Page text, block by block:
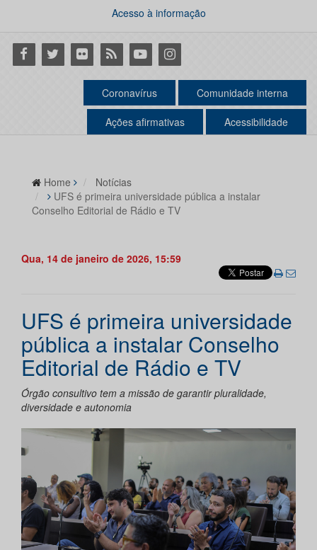
Acesso à informação
Facebook
Twitter Flickr RSS YoutubeInstagram
Coronavírus Comunidade interna
Ações afirmativas Acessibilidade
Home
Notícias
UFS é primeira universidade pública a instalar
Conselho Editorial de Rádio e TV
Qua, 14 de janeiro de 2026, 15:59
UFS é primeira universidade
pública a instalar Conselho
Editorial de Rádio e TV
Órgão consultivo tem a missão de garantir pluralidade,
diversidade e autonomia